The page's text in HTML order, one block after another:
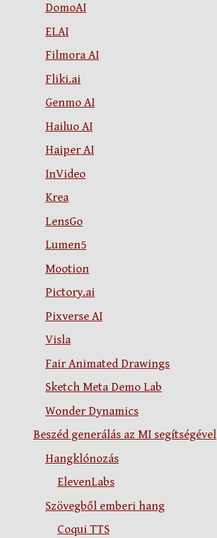
DomoAI
ELAI
Filmora AI
Fliki.ai
Genmo AI
Hailuo AI
Haiper AI
InVideo
Krea
LensGo
Lumen5
Mootion
Pictory.ai
Pixverse AI
Visla
Fair Animated Drawings
Sketch Meta Demo Lab
Wonder Dynamics
Beszéd generálás az MI segítségével
Hangklónozás
ElevenLabs
Szövegből emberi hang
Coqui TTS